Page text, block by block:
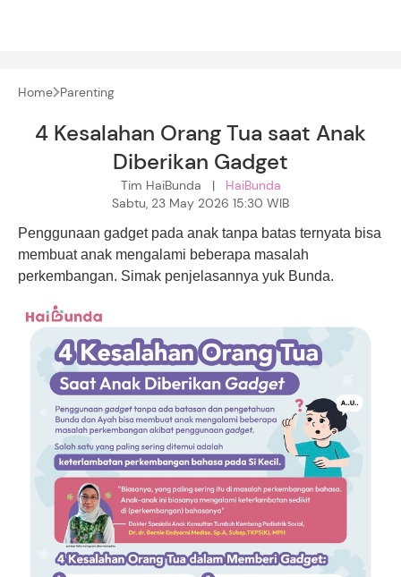
Home Parenting
4 Kesalahan Orang Tua saat Anak
Diberikan Gadget
Tim HaiBunda | HaiBunda
Sabtu, 23 May 2026 15:30 WIB
Penggunaan gadget pada anak tanpa batas ternyata bisa
membuat anak mengalami beberapa masalah
perkembangan. Simak penjelasannya yuk Bunda.